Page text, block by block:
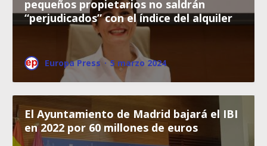
pequeños propietarios no saldrán
“perjudicados” con el índice del alquiler
Europa Press · 5 marzo 2024
El Ayuntamiento de Madrid bajará el IBI
en 2022 por 60 millones de euros